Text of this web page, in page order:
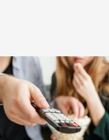
Det
ursprungliga
priset
var:
€52.00.
Det
nuvarande
priset
är:
€50.00.